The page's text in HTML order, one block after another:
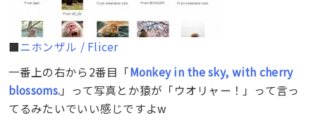
■ニホンザル / Flicer
一番上の右から2番目「Monkey in the sky, with cherry
blossoms.」って写真とか猿が「ウオリャー！」って言っ
てるみたいでいい感じですよw